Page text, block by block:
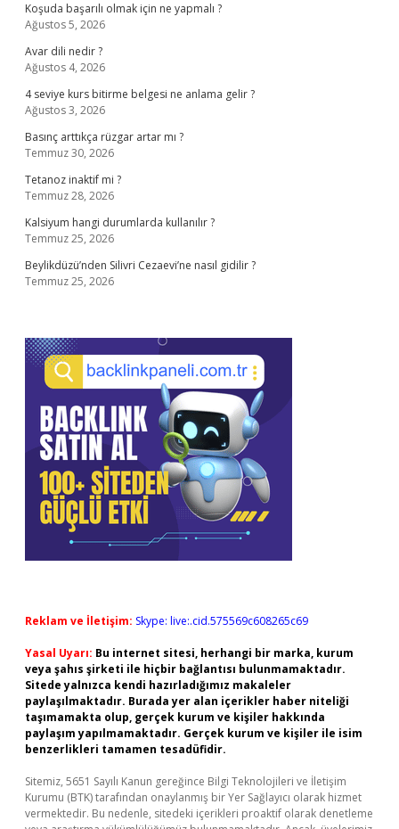
Koşuda başarılı olmak için ne yapmalı ?
Ağustos 5, 2026
Avar dili nedir ?
Ağustos 4, 2026
4 seviye kurs bitirme belgesi ne anlama gelir ?
Ağustos 3, 2026
Basınç arttıkça rüzgar artar mı ?
Temmuz 30, 2026
Tetanoz inaktif mi ?
Temmuz 28, 2026
Kalsiyum hangi durumlarda kullanılır ?
Temmuz 25, 2026
Beylikdüzü’nden Silivri Cezaevi’ne nasıl gidilir ?
Temmuz 25, 2026
Reklam ve İletişim: Skype: live:.cid.575569c608265c69
Yasal Uyarı: Bu internet sitesi, herhangi bir marka, kurum
veya şahıs şirketi ile hiçbir bağlantısı bulunmamaktadır.
Sitede yalnızca kendi hazırladığımız makaleler
paylaşılmaktadır. Burada yer alan içerikler haber niteliği
taşımamakta olup, gerçek kurum ve kişiler hakkında
paylaşım yapılmamaktadır. Gerçek kurum ve kişiler ile isim
benzerlikleri tamamen tesadüfidir.
Sitemiz, 5651 Sayılı Kanun gereğince Bilgi Teknolojileri ve İletişim
Kurumu (BTK) tarafından onaylanmış bir Yer Sağlayıcı olarak hizmet
vermektedir. Bu nedenle, sitedeki içerikleri proaktif olarak denetleme